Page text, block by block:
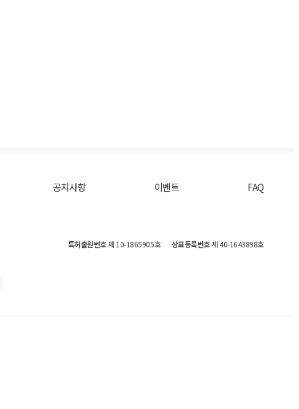
공지사항 이벤트 FAQ
특허출원번호제 10-1865905호 상표등록번호제 40-1643898호